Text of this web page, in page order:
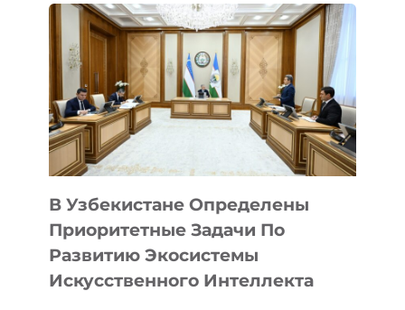
В Узбекистане Определены
Приоритетные Задачи По
Развитию Экосистемы
Искусственного Интеллекта